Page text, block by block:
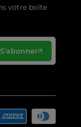
votre boîte
S'abonner